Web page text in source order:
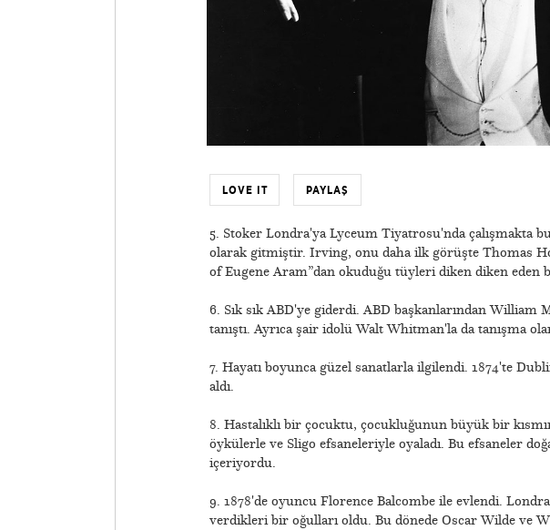
LOVE IT PAYLAŞ
5. Stoker Londra'ya Lyceum Tiyatrosu'nda
olarak gitmiştir. Irving, onu daha ilk görüşte Thomas
of Eugene Aram”dan okuduğu tüyleri diken diken eden
6. Sık sık ABD'ye giderdi. ABD başkanlarından
tanıştı. Ayrıca şair idolü Walt Whitman'la da tanışma
7. Hayatı boyunca güzel sanatlarla ilgilendi. 1874'te
aldı.
8. Hastalıklı bir çocuktu, çocukluğunun büyük bir
öykülerle ve Sligo efsaneleriyle oyaladı. Bu efsaneler
içeriyordu.
9. 1878'de oyuncu Florence Balcombe ile evlendi.
verdikleri bir oğulları oldu. Bu dönede Oscar Wilde ve